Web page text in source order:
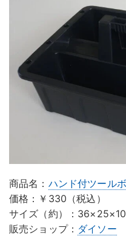
商品名： ハンド付ツール
価格：￥330（税込）
サイズ（約）：
販売ショップ： ダイソー